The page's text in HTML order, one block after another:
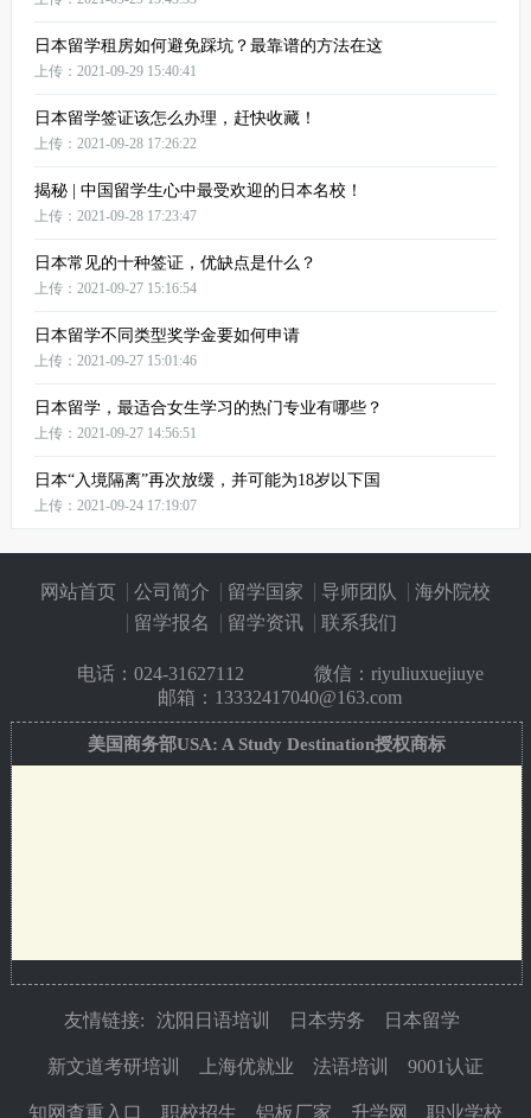
日本留学租房如何避免踩坑？最靠谱的方法在这
上传：2021-09-29 15:40:41
日本留学签证该怎么办理，赶快收藏！
上传：2021-09-28 17:26:22
揭秘 | 中国留学生心中最受欢迎的日本名校！
上传：2021-09-28 17:23:47
日本常见的十种签证，优缺点是什么？
上传：2021-09-27 15:16:54
日本留学不同类型奖学金要如何申请
上传：2021-09-27 15:01:46
日本留学，最适合女生学习的热门专业有哪些？
上传：2021-09-27 14:56:51
日本“入境隔离”再次放缓，并可能为18岁以下国
上传：2021-09-24 17:19:07
网站首页 公司简介 留学国家 导师团队
海外院校
留学报名
留学资讯 联系我们
电话： 024-31627112
微信：riyuliuxuejiuye
邮箱：13332417040@163.com
美国商务部USA: A Study Destination授权商标
友情链接: 沈阳日语培训 日本劳务 日本留学
新文道考研培训 上海优就业 法语培训 9001认证
知网查重入口 职校招生 铝板厂家 升学网 职业学校